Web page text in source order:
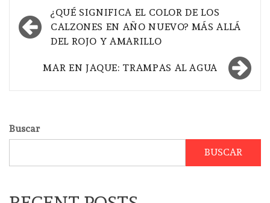
Navegación
de
entradas
¿QUÉ SIGNIFICA EL COLOR DE LOS
CALZONES EN AÑO NUEVO? MÁS ALLÁ
DEL ROJO Y AMARILLO
MAR EN JAQUE: TRAMPAS AL AGUA
Buscar
BUSCAR